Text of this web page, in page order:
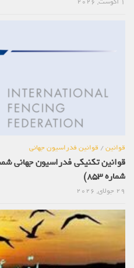
قوانین/قوانین فدراسیون جهانی
شماره 853)